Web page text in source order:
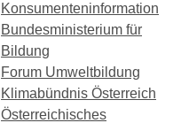
Konsumenteninformation
Bundesministerium für
Bildung
Forum Umweltbildung
Klimabündnis Österreich
Österreichisches